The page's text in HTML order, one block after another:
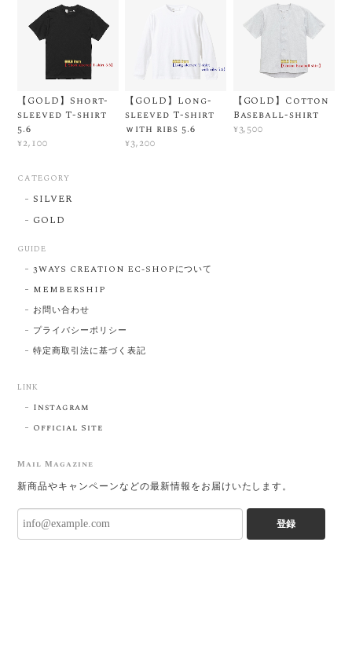
【GOLD】Short-
sleeved T-shirt
5.6
¥2,100
【GOLD】Long-
sleeved T-shirt
ｗith ribs 5.6
¥3,200
【GOLD】Cotton
Baseball-shirt
¥3,500
CATEGORY
SILVER
GOLD
GUIDE
3WAYS CREATION EC-SHOPについて
MEMBERSHIP
お問い合わせ
プライバシーポリシー
特定商取引法に基づく表記
LINK
Instagram
Official Site
Mail Magazine
新商品やキャンペーンなどの最新情報をお届けいたします。
登録